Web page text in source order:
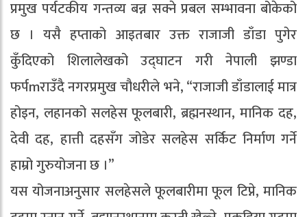
प्रमुख पर्यटकीय गन्तव्य बन्न सक्ने प्रबल सम्भावना बोकेको
छ । यसै हप्ताको आइतबार उक्त राजाजी डाँडा पुगेर
कुँदिएको शिलालेखको उद्घाटन गरी नेपाली झण्डा
फर्पmराउँदै नगरप्रमुख चौधरीले भने, “राजाजी डाँडालाई मात्र
होइन, लहानको सलहेस फूलबारी, ब्रह्मनस्थान, मानिक दह,
देवी दह, हात्ती दहसँग जोडेर सलहेस सर्किट निर्माण गर्ने
हाम्रो गुरुयोजना छ ।”
यस योजनाअनुसार सलहेसले फूलबारीमा फूल टिप्ने, मानिक